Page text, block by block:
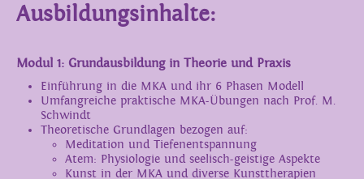
Ausbildungsinhalte:
Modul 1: Grundausbildung in Theorie und Praxis
Einführung in die MKA und ihr 6 Phasen Modell
Umfangreiche praktische MKA-Übungen nach Prof. M.
Schwindt
Theoretische Grundlagen bezogen auf:
Meditation und Tiefenentspannung
Atem: Physiologie und seelisch-geistige Aspekte
Kunst in der MKA und diverse Kunsttherapien